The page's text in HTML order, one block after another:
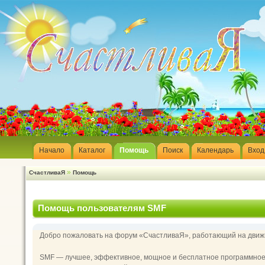
Начало Каталог Помощь Поиск Календарь Вход
СчастливаЯ » Помощь
Помощь пользователям SMF
Добро пожаловать на форум «СчастливаЯ», работающий на
SMF — лучшее, эффективное, мощное и бесплатное